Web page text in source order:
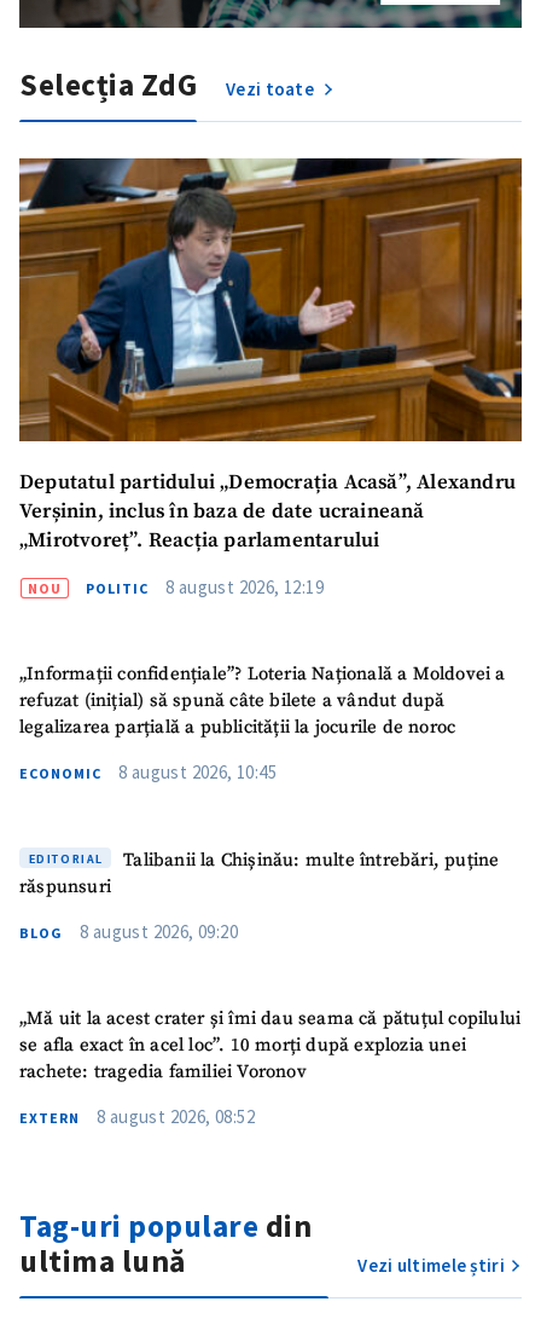
Selecția ZdG Vezi toate
Deputatul partidului „Democrația Acasă”, Alexandru
Verșinin, inclus în baza de date ucraineană
„Mirotvoreț”. Reacția parlamentarului
NOU POLITIC 8 august 2026, 12:19
„Informații confidențiale”? Loteria Națională a Moldovei a
refuzat (inițial) să spună câte bilete a vândut după
legalizarea parțială a publicității la jocurile de noroc
ECONOMIC 8 august 2026, 10:45
EDITORIAL
Talibanii la Chișinău: multe întrebări, puține
răspunsuri
BLOG 8 august 2026, 09:20
„Mă uit la acest crater și îmi dau seama că pătuțul copilului
se afla exact în acel loc”. 10 morți după explozia unei
rachete: tragedia familiei Voronov
EXTERN 8 august 2026, 08:52
Tag-uri populare din
ultima lună
Vezi ultimele știri